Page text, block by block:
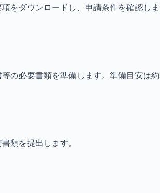
をダウンロードし、申請条件を確認しま
の必要書類を準備します。準備目安は約
類を提出します。